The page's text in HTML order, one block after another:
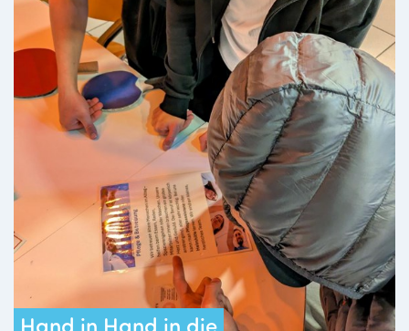
Hand in Hand in die